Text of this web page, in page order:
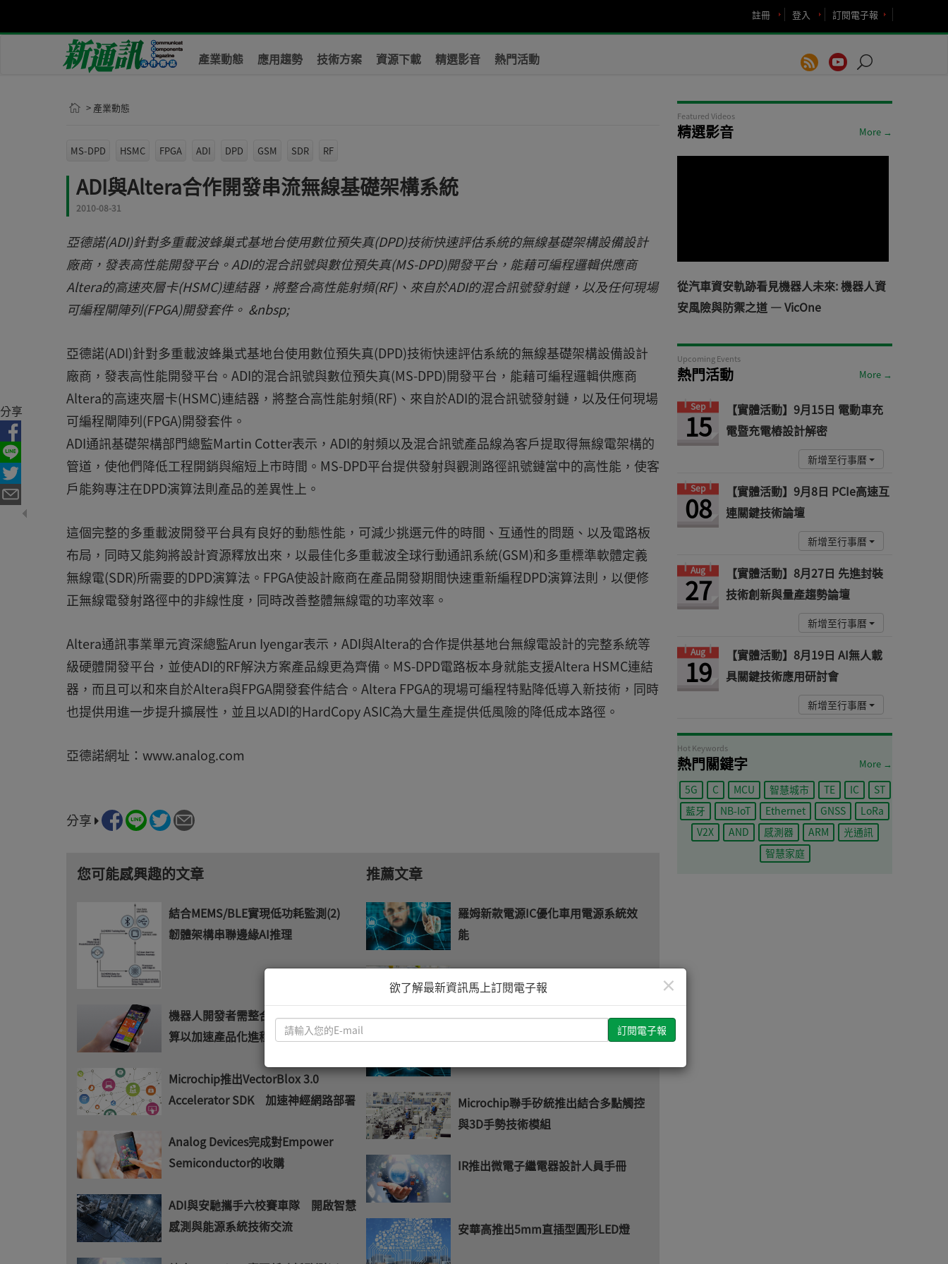
訂閱電子報
登入
註冊
產業動態 應用趨勢 技術方案 資源下載 精選影音 熱門活動
> 產業動態
MS-DPD HSMC FPGA ADI DPD GSM SDR RF
ADI與Altera合作開發串流無線基礎架構系統
2010-08-31
亞德諾(ADI)針對多重載波蜂巢式基地台使用數位預失真(DPD)技術快速評估系統的無線基礎架構設備設計
廠商，發表高性能開發平台。ADI的混合訊號與數位預失真(MS-DPD)開發平台，能藉可編程邏輯供應商
Altera的高速夾層卡(HSMC)連結器，將整合高性能射頻(RF)、來自於ADI的混合訊號發射鏈，以及任何現場
可編程閘陣列(FPGA)開發套件。 &nbsp;
亞德諾(ADI)針對多重載波蜂巢式基地台使用數位預失真(DPD)技術快速評估系統的無線基礎架構設備設計
廠商，發表高性能開發平台。ADI的混合訊號與數位預失真(MS-DPD)開發平台，能藉可編程邏輯供應商
Altera的高速夾層卡(HSMC)連結器，將整合高性能射頻(RF)、來自於ADI的混合訊號發射鏈，以及任何現場
可編程閘陣列(FPGA)開發套件。
ADI通訊基礎架構部門總監Martin Cotter表示，ADI的射頻以及混合訊號產品線為客戶提取得無線電架構的
管道，使他們降低工程開銷與縮短上市時間。MS-DPD平台提供發射與觀測路徑訊號鏈當中的高性能，使客
戶能夠專注在DPD演算法則產品的差異性上。
這個完整的多重載波開發平台具有良好的動態性能，可減少挑選元件的時間、互通性的問題、以及電路板
布局，同時又能夠將設計資源釋放出來，以最佳化多重載波全球行動通訊系統(GSM)和多重標準軟體定義
無線電(SDR)所需要的DPD演算法。FPGA使設計廠商在產品開發期間快速重新編程DPD演算法則，以便修
正無線電發射路徑中的非線性度，同時改善整體無線電的功率效率。
Altera通訊事業單元資深總監Arun Iyengar表示，ADI與Altera的合作提供基地台無線電設計的完整系統等
級硬體開發平台，並使ADI的RF解決方案產品線更為齊備。MS-DPD電路板本身就能支援Altera HSMC連結
器，而且可以和來自於Altera與FPGA開發套件結合。Altera FPGA的現場可編程特點降低導入新技術，同時
也提供用進一步提升擴展性，並且以ADI的HardCopy ASIC為大量生產提供低風險的降低成本路徑。
亞德諾網址：www.analog.com
分享
您可能感興趣的文章
結合MEMS/BLE實現低功耗監測(2)
韌體架構串聯邊緣AI推理
機器人開發者需整合感知、控制與運
算以加速產品化進程
Microchip推出VectorBlox 3.0
Accelerator SDK 加速神經網路部署
Analog Devices完成對Empower
Semiconductor的收購
ADI與安馳攜手六校賽車隊 開啟智慧
感測與能源系統技術交流
推薦文章
羅姆新款電源IC優化車用電源系統效
能
工業自動化數據
ADI BMS/A2B IC延長VOLVO電動車續
Microchip聯手矽統推出結合多點觸控
與3D手勢技術模組
IR推出微電子繼電器設計人員手冊
安華高推出5mm直插型圓形LED燈
Featured Videos
精選影音 More →
從汽車資安軌跡看見機器人未來: 機器人資
安風險與防禦之道 — VicOne
Upcoming Events
熱門活動 More →
Sep
15
【實體活動】9月15日 電動車充
電暨充電樁設計解密
新增至行事曆
Sep
08
【實體活動】9月8日 PCIe高速互
連關鍵技術論壇
新增至行事曆
Aug
27
【實體活動】8月27日 先進封裝
技術創新與量產趨勢論壇
新增至行事曆
Aug
19
【實體活動】8月19日 AI無人載
具關鍵技術應用研討會
新增至行事曆
Hot Keywords
熱門關鍵字 More →
5G C MCU 智慧城市 TE IC
ST
藍牙
NB-IoT Ethernet GNSS
LoRa
V2X
AND 感測器 ARM
光通訊
智慧家庭
分享
×
欲了解最新資訊馬上訂閱電子報
輸
您
E-
mail